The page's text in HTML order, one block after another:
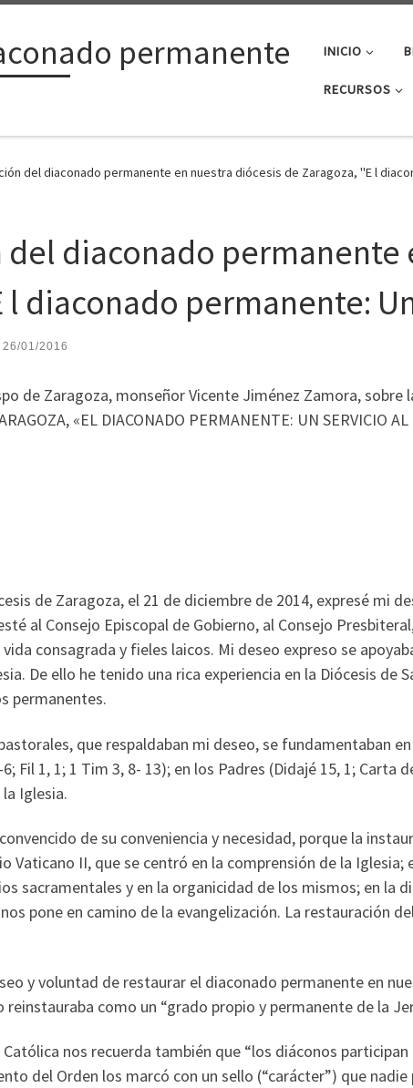
permanente INICIO
RECURSOS
del diaconado permanente en nuestra diócesis de Zaragoza, "E l
del diaconado permanente
l diaconado permanente:
26/01/2016
de Zaragoza, monseñor Vicente Jiménez Zamora, sobre
«EL DIACONADO PERMANENTE: UN SERVICIO
de Zaragoza, el 21 de diciembre de 2014, expresé mi
al Consejo Episcopal de Gobierno, al Consejo
consagrada y fieles laicos. Mi deseo expreso se
De ello he tenido una rica experiencia en la Diócesis
permanentes.
que respaldaban mi deseo, se fundamentaban
Fil 1, 1; 1 Tim 3, 8- 13); en los Padres (Didajé 15, 1; Carta
Iglesia.
de su conveniencia y necesidad, porque la
Vaticano II, que se centró en la comprensión de la
sacramentales y en la organicidad de los mismos; en la
pone en camino de la evangelización. La restauración
y voluntad de restaurar el diaconado permanente en
como un “grado propio y permanente de la
nos recuerda también que “los diáconos
del Orden los marcó con un sello (“carácter”) que